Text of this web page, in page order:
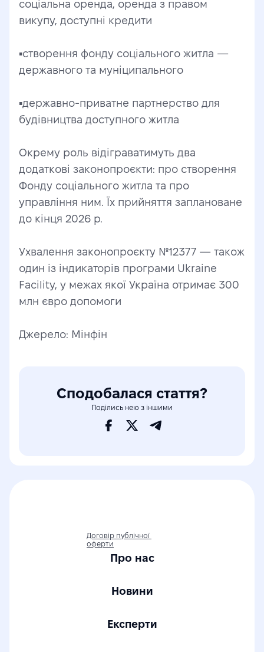
соціальна оренда, оренда з правом
викупу, доступні кредити
▪️створення фонду соціального житла —
державного та муніципального
▪️державно-приватне партнерство для
будівництва доступного житла
Окрему роль відіграватимуть два
додаткові законопроєкти: про створення
Фонду соціального житла та про
управління ним. Їх прийняття заплановане
до кінця 2026 р.
Ухвалення законопроєкту №12377 — також
один із індикаторів програми Ukraine
Facility, у межах якої Україна отримає 300
млн євро допомоги
Джерело: Мінфін
Сподобалася стаття?
Поділись нею з іншими
Договір публічної
оферти
Про нас
Новини
Експерти